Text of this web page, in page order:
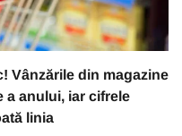
Vânzările din magazine
a anului, iar cifrele
linia